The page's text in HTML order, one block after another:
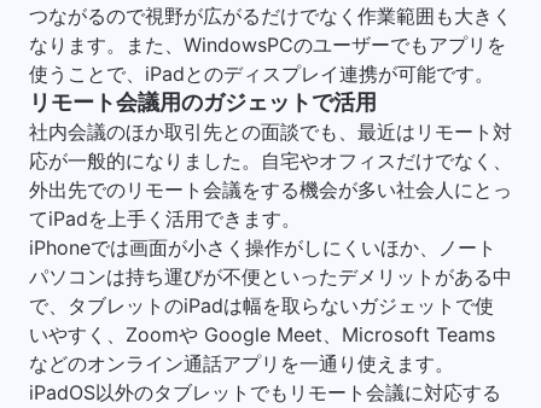
つながるので視野が広がるだけでなく作業範囲も大きく
なります。また、WindowsPCのユーザーでもアプリを
使うことで、iPadとのディスプレイ連携が可能です。
リモート会議用のガジェットで活用
社内会議のほか取引先との面談でも、最近はリモート対
応が一般的になりました。自宅やオフィスだけでなく、
外出先でのリモート会議をする機会が多い社会人にとっ
てiPadを上手く活用できます。
iPhoneでは画面が小さく操作がしにくいほか、ノート
パソコンは持ち運びが不便といったデメリットがある中
で、タブレットのiPadは幅を取らないガジェットで使
いやすく、Zoomや Google Meet、Microsoft Teams
などのオンライン通話アプリを一通り使えます。
iPadOS以外のタブレットでもリモート会議に対応する